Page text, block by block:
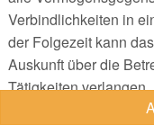
Verbindlichkeiten in
der Folgezeit kann
Auskunft über die
Tätigkeiten